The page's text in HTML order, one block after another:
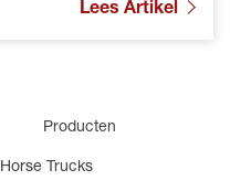
Lees Artikel
Producten
Horse Trucks